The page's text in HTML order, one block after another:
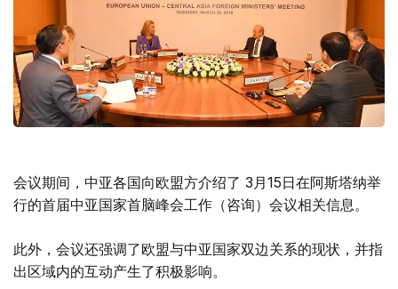
会议期间，中亚各国向欧盟方介绍了 3月15日在阿斯塔纳举
行的首届中亚国家首脑峰会工作（咨询）会议相关信息。
此外，会议还强调了欧盟与中亚国家双边关系的现状，并指
出区域内的互动产生了积极影响。